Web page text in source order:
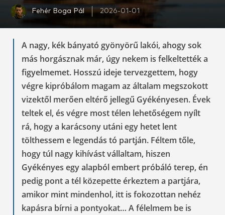
Fehér Boga Pál 2026-01-01
A nagy, kék bányató gyönyörű lakói, ahogy sok
más horgásznak már, úgy nekem is felkeltették a
figyelmemet. Hosszú ideje tervezgettem, hogy
végre kipróbálom magam az általam megszokott
vizektől merően eltérő jellegű Gyékényesen. Évek
teltek el, és végre most télen lehetőségem nyílt
rá, hogy a karácsony utáni egy hetet lent
tölthessem e legendás tó partján. Féltem tőle,
hogy túl nagy kihívást vállaltam, hiszen
Gyékényes egy alapból embert próbáló terep, én
pedig pont a tél közepette érkeztem a partjára,
amikor mint mindenhol, itt is fokozottan nehéz
kapásra bírni a pontyokat… A félelmem be is